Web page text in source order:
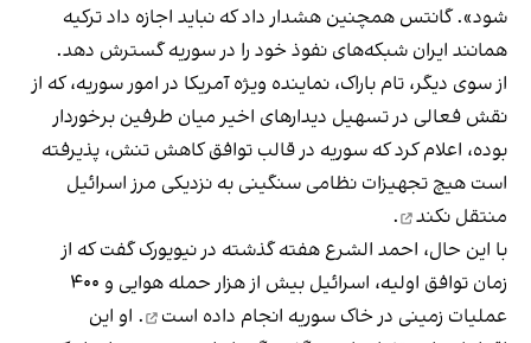
شود». گانتس همچنین هشدار داد که نباید اجازه داد ترکیه
همانند ایران شبکه‌های نفوذ خود را در سوریه گسترش دهد.
از سوی دیگر، تام باراک، نماینده ویژه آمریکا در امور سوریه، که از
نقش فعالی در تسهیل دیدارهای اخیر میان طرفین برخوردار
بوده، اعلام کرد که سوریه در قالب توافق کاهش تنش، پذیرفته
است هیچ تجهیزات نظامی سنگینی به نزدیکی مرز اسرائیل
منتقل نکند
.
با این حال، احمد الشرع هفته گذشته در نیویورک گفت که از
زمان توافق اولیه، اسرائیل بیش از هزار حمله هوایی و ۴۰۰
عملیات زمینی درخاک سوریه انجام داده است
. او این